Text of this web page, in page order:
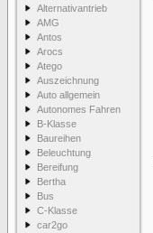
Alternativantrieb
AMG
Antos
Arocs
Atego
Auszeichnung
Auto allgemein
Autonomes Fahren
B-Klasse
Baureihen
Beleuchtung
Bereifung
Bertha
Bus
C-Klasse
car2go